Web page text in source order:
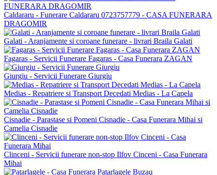
Caldararu - Funerare Caldararu 0723757779 - CASA FUNERARA
DRAGOMIR
Galati - Aranjamente si coroane funerare - livrari Braila Galati
Fagaras - Servicii Funerare Fagaras - Casa Funerara ZAGAN
Giurgiu - Servicii Funerare Giurgiu
Medias - Repatriere si Transport Decedati Medias - La Capela
Cisnadie - Parastase si Pomeni Cisnadie - Casa Funerara Mihai si
Camelia Cisnadie
Clinceni - Servicii funerare non-stop Ilfov Cinceni - Casa Funerara
Mihai